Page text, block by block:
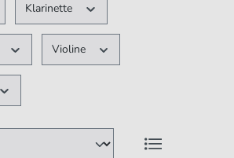
Klarinette
Violine